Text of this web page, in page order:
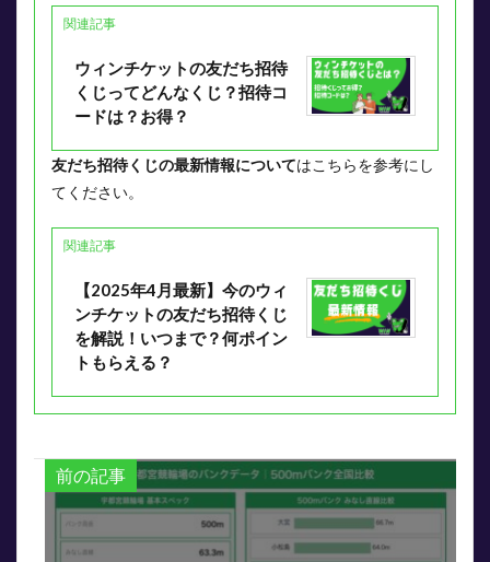
関連記事
ウィンチケットの友だち招待
くじってどんなくじ？招待コ
ードは？お得？
友だち招待くじの最新情報についてはこちらを参考にし
てください。
関連記事
【2025年4月最新】今のウィ
ンチケットの友だち招待くじ
を解説！いつまで？何ポイン
トもらえる？
前の記事